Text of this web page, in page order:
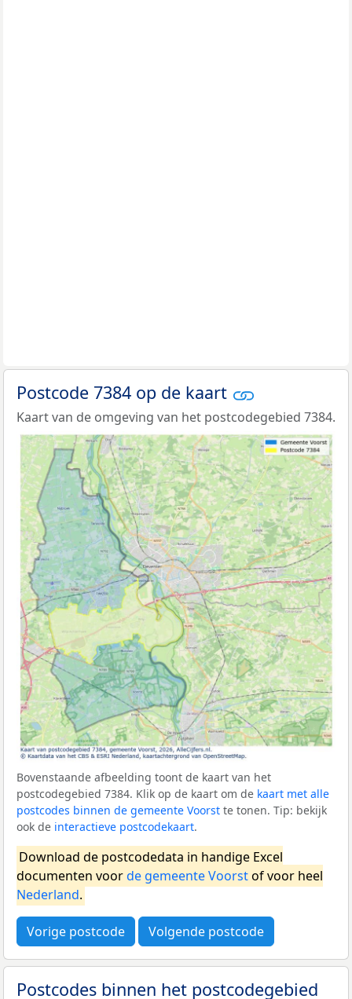
Postcode 7384 op de kaart
Kaart van de omgeving van het postcodegebied 7384.
Bovenstaande afbeelding toont de kaart van het
postcodegebied 7384. Klik op de kaart om de kaart met alle
postcodes binnen de gemeente Voorst te tonen. Tip: bekijk
ook de interactieve postcodekaart.
Download de postcodedata in handige Excel
documenten voorde gemeente Voorstof voor heel
Nederland.
Vorige postcode Volgende postcode
Postcodes binnen het postcodegebied